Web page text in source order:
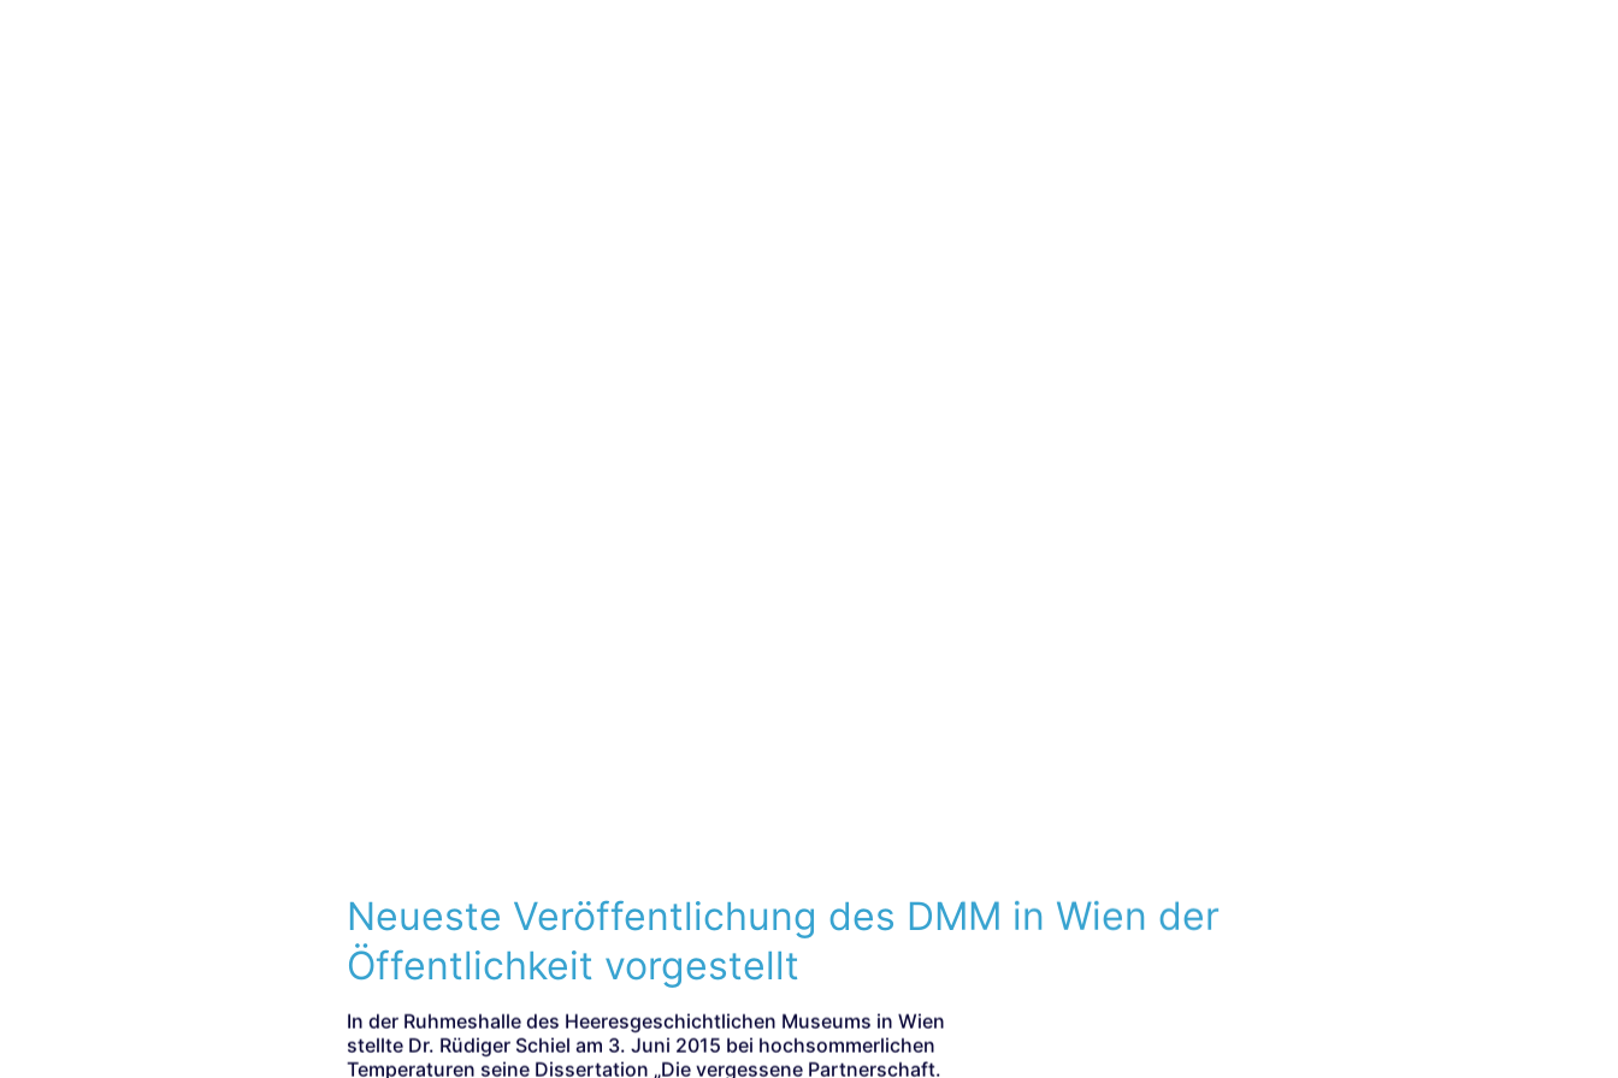
Neueste Veröffentlichung des DMM in Wien der
Öffentlichkeit vorgestellt
In der Ruhmeshalle des Heeresgeschichtlichen Museums in Wien
stellte Dr. Rüdiger Schiel am 3. Juni 2015 bei hochsommerlichen
Temperaturen seine Dissertation „Die vergessene Partnerschaft.